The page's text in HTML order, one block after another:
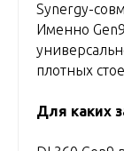
Synergy-
Именно
плотных
Для каких